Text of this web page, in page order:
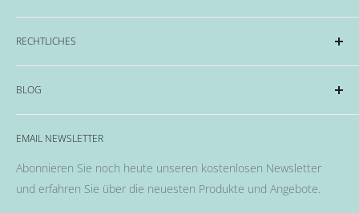
Acryl und Dipping-System
Hard Gel Serien
CND™
OPI
EMME Farben
Flüssigkeiten & Versiegelung
Pinsel
Nail Art
RECHTLICHES
Impressum
Datenschutzerklärung
Widerrufsrecht & Widerrufsformular
Allgemeine Geschäftsbedingungen
BLOG
Alles rund um das Thema Nägel, Nail Art und Co.
EMAIL NEWSLETTER
Abonnieren Sie noch heute unseren kostenlosen Newsletter
und erfahren Sie über die neuesten Produkte und Angebote.